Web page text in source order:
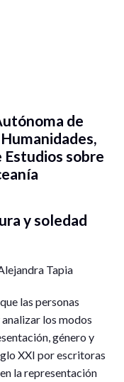
de
sobre
y soledad
Tapia
las personas
los modos
género y
XXI por escritoras
la representación